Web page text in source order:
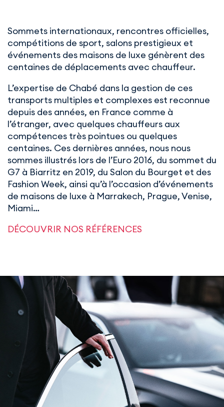
Sommets internationaux, rencontres officielles,
compétitions de sport, salons prestigieux et
événements des maisons de luxe génèrent des
centaines de déplacements avec chauffeur.
L’expertise de Chabé dans la gestion de ces
transports multiples et complexes est reconnue
depuis des années, en France comme à
l’étranger, avec quelques chauffeurs aux
compétences très pointues ou quelques
centaines. Ces dernières années, nous nous
sommes illustrés lors de l’Euro 2016, du sommet du
G7 à Biarritz en 2019, du Salon du Bourget et des
Fashion Week, ainsi qu’à l’occasion d’événements
de maisons de luxe à Marrakech, Prague, Venise,
Miami…
DÉCOUVRIR NOS RÉFÉRENCES